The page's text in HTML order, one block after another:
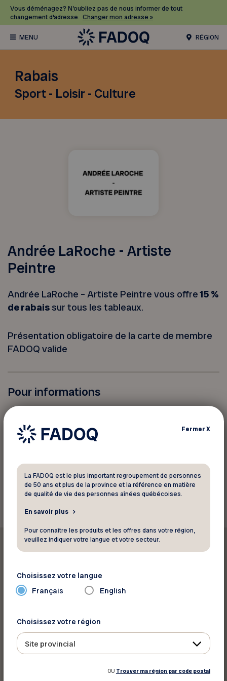
Vous déménagez? N’oubliez pas de nous informer de tout
changement d’adresse. Changer mon adresse »
RÉGION
Rabais
Sport - Loisir - Culture
Andrée LaRoche - Artiste
Peintre
Andrée LaRoche – Artiste Peintre vous offre15 %
de rabais sur tous les tableaux.
Présentation obligatoire de la carte de membre
FADOQ valide
Pour informations
Andrée LaRoche - Artiste Peintre
Téléphone : 418 915-7242
Site web
Retourner aux rabais
Imprimer ce rabais
Partager sur :
FermerX
La FADOQ est le plus important regroupement de personnes
de 50 ans et plus de la province et la référence en matière
de qualité de vie des personnes aînées québécoises.
En savoir plus
Pour connaître les produits et les offres dans votre région,
veuillez indiquer votre langue et votre secteur.
Choisissez votre langue
Français English
Choisissez votre région
Site provincial
OU Trouver ma région par code postal